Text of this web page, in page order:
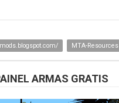
MTA-Resources
ARMAS GRATIS